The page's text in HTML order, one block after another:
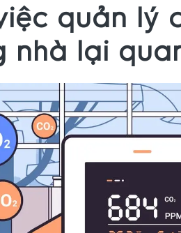
quản lý
nhà lại